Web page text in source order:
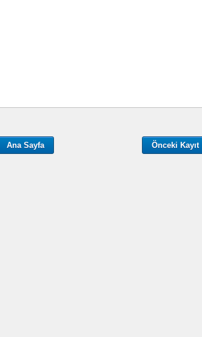
Önceki Kayıt
Ana Sayfa